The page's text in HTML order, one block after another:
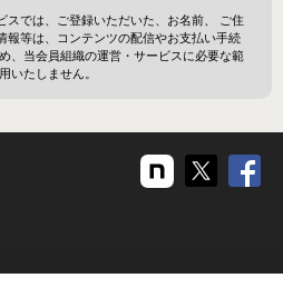
スでは、ご登録いただいた、お名前、 ご住
報等は、コンテンツの配信やお支払い手続
、当会員組織の運営・サービスに必要な範
いたしません。